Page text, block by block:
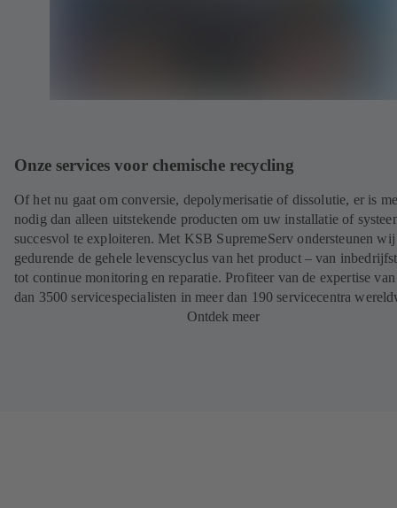
Onze services voor chemische recycling
Of het nu gaat om conversie, depolymerisatie of dissolutie, er is
nodig dan alleen uitstekende producten om uw installatie of
succesvol te exploiteren. Met KSB SupremeServ ondersteunen
gedurende de gehele levenscyclus van het product – van
tot continue monitoring en reparatie. Profiteer van de expertise van
dan 3500 servicespecialisten in meer dan 190 servicecentra
Ontdek meer